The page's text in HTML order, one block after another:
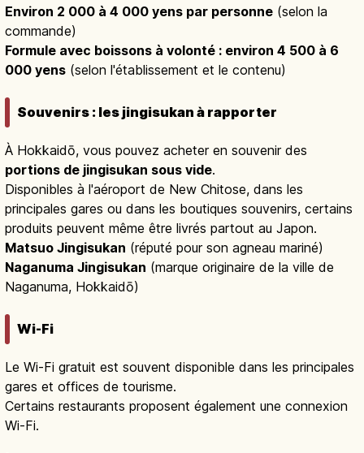
Environ 2 000 à 4 000 yens par personne (selon la
commande)
Formule avec boissons à volonté : environ 4 500 à 6
000 yens (selon l'établissement et le contenu)
Souvenirs : les jingisukan à rapporter
À Hokkaidō, vous pouvez acheter en souvenir des
portions de jingisukan sous vide.
Disponibles à l'aéroport de New Chitose, dans les
principales gares ou dans les boutiques souvenirs, certains
produits peuvent même être livrés partout au Japon.
Matsuo Jingisukan (réputé pour son agneau mariné)
Naganuma Jingisukan (marque originaire de la ville de
Naganuma, Hokkaidō)
Wi-Fi
Le Wi-Fi gratuit est souvent disponible dans les principales
gares et offices de tourisme.
Certains restaurants proposent également une connexion
Wi-Fi.